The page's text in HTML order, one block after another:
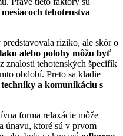
tehotenstva
riziko, ale skôr o
alebo polohy môžu byť
znalosti tehotenských špecifík
období. Preto sa kladie
a komunikáciu s
forma relaxácie môže
únavu, ktoré sú v prvom